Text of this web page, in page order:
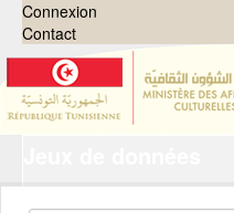
Connexion
Contact
Organisations